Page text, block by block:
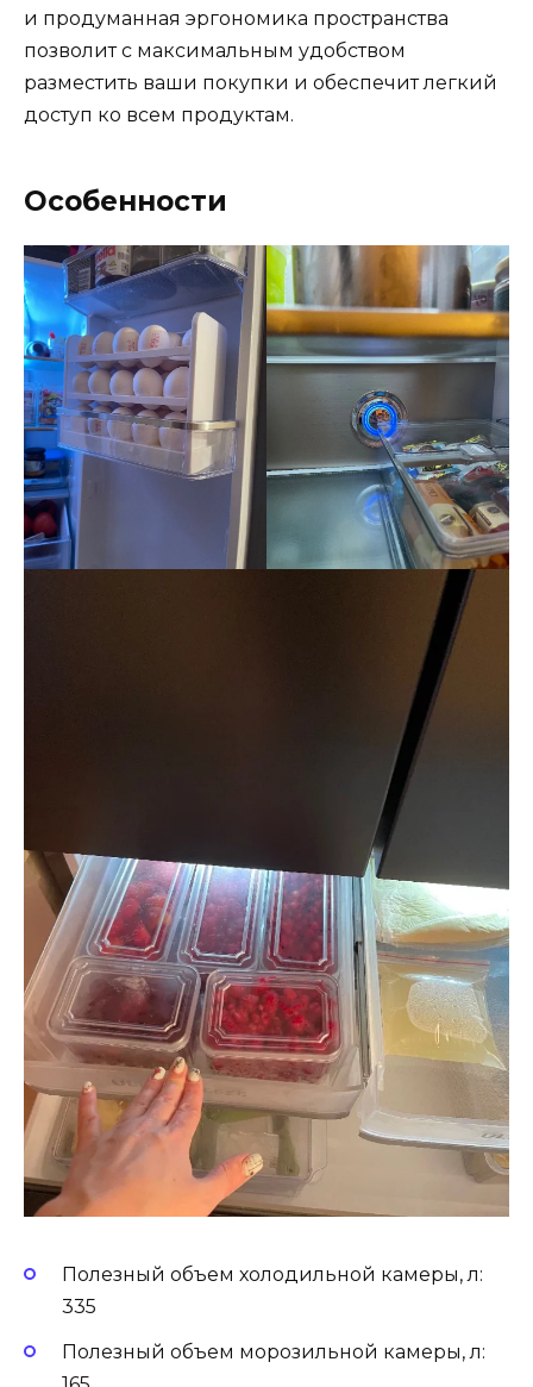
и продуманная эргономика пространства
позволит с максимальным удобством
разместить ваши покупки и обеспечит легкий
доступ ко всем продуктам.
Особенности
Полезный объем холодильной камеры, л:
335
Полезный объем морозильной камеры, л: